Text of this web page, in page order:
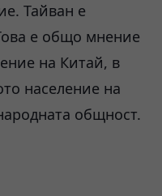
Тайван е
е общо мнение
на Китай, в
население на
общност.